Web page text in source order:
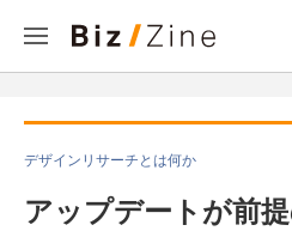
デザインリサーチとは何か
アップデートが前